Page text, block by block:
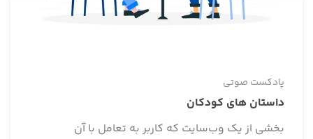
پادکست صوتی
داستان های کودکان
بخشی از یک وب‌سایت که کاربر به تعامل با آن